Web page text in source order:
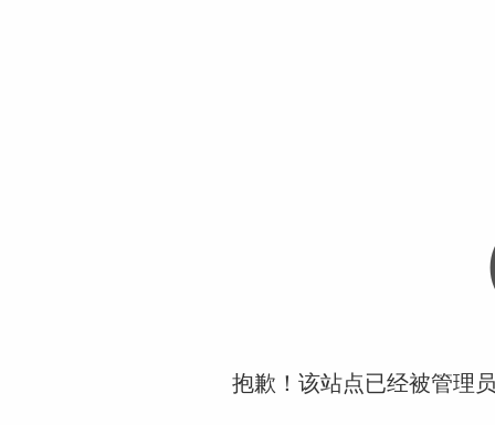
抱歉！该站点已经被管理